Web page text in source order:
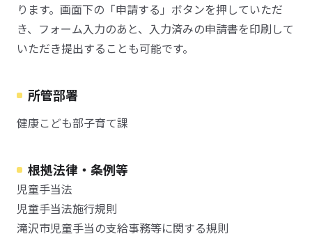
ります。画面下の「申請する」ボタンを押していただ
き、フォーム入力のあと、入力済みの申請書を印刷して
いただき提出することも可能です。
所管部署
健康こども部子育て課
根拠法律・条例等
児童手当法
児童手当法施行規則
滝沢市児童手当の支給事務等に関する規則